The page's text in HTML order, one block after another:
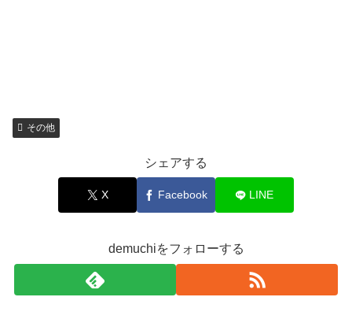
その他
シェアする
X Facebook LINE
demuchiをフォローする